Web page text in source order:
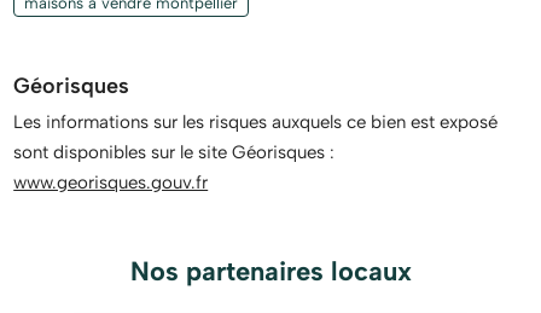
Géorisques
Les informations sur les risques auxquels ce bien est exposé
sont disponibles sur le site Géorisques :
www.georisques.gouv.fr
Nos partenaires locaux